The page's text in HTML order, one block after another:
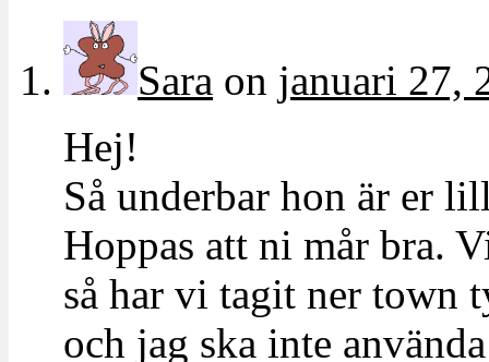
Sara on januari 27,
Hej!
Så underbar hon är er
Hoppas att ni mår bra.
så har vi tagit ner town
och jag ska inte